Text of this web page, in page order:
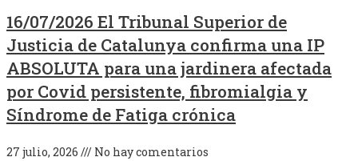
16/07/2026 El Tribunal Superior de
Justicia de Catalunya confirma una IP
ABSOLUTA para una jardinera afectada
por Covid persistente, fibromialgia y
Síndrome de Fatiga crónica
27 julio, 2026 No hay comentarios